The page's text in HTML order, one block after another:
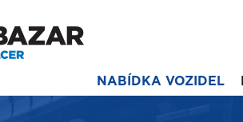
NABÍDKA VOZIDEL